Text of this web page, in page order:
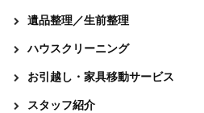
遺品整理／生前整理
ハウスクリーニング
お引越し・家具移動サービス
スタッフ紹介